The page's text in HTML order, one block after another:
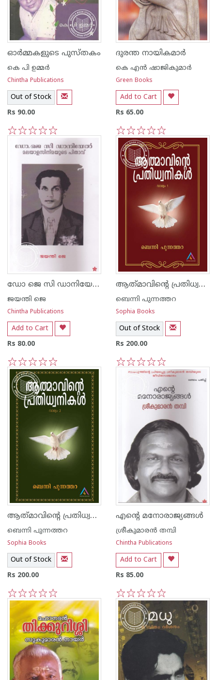
ഓര്‍മ്മകളുടെ പുസ്തകം
കെ പി ഉമ്മര്‍
Chintha Publications
Out of Stock
Rs 90.00
ദുരന്ത നായികമാര്‍
കെ എന്‍ ഷാജികുമാര്‍
Green Books
Add to Cart
Rs 65.00
5
4
3
2
1
ഡോ ജെ സി ഡാനിയേല്‍ മലയാളസിനിമയുടെ പിതാവ്
ജയന്തി ജെ
Chintha Publications
Add to Cart
Rs 80.00
5
4
3
2
1
ആത്‌മാവിന്റെ പ്രതിധ്വനികൾ -1
ബെന്നി പുന്നത്തറ
Sophia Books
Out of Stock
Rs 200.00
5
4
3
2
ആത്‌മാവിന്റെ പ്രതിധ്വനികൾ വാല്യം 2
ബെന്നി പുന്നത്തറ
Sophia Books
Out of Stock
Rs 200.00
5
4
3
2
1
എന്റെ മനോരാജ്യങ്ങള്‍
ശ്രീകുമാര‌ന്‍ തമ്പി
Chintha Publications
Add to Cart
Rs 85.00
5
4
3
2
1